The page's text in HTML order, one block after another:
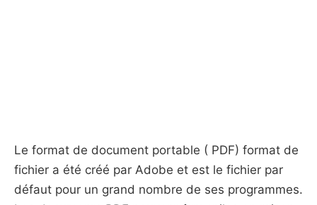
Le format de document portable ( PDF) format de
fichier a été créé par Adobe et est le fichier par
défaut pour un grand nombre de ses programmes.